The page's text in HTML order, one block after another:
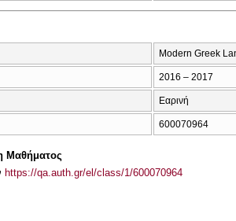
Modern Greek
2016 – 2017
Εαρινή
600070964
Μαθήματος
https://qa.auth.gr/el/class/1/600070964